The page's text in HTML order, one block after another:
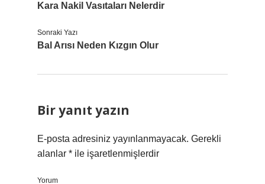
Kara Nakil Vasıtaları Nelerdir
Sonraki Yazı
Bal Arısı Neden Kızgın Olur
Bir yanıt yazın
E-posta adresiniz yayınlanmayacak. Gerekli
alanlar * ile işaretlenmişlerdir
Yorum